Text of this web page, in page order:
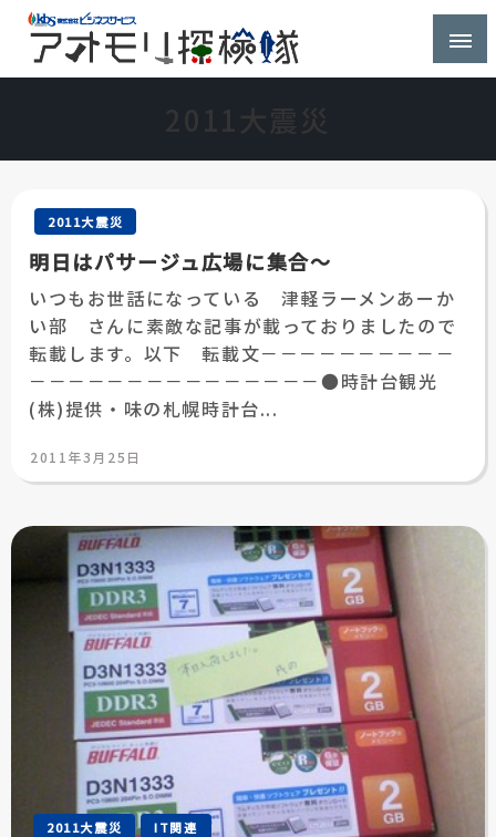
アオモリ探検隊
株式会社ビジネスサービス社員が青森県を探検するブ
2011大震災
2011大震災
明日はパサージュ広場に集合～
いつもお世話になっている 津軽ラーメンあーか
い部 さんに素敵な記事が載っておりましたので
転載します。以下 転載文－－－－－－－－－－
－－－－－－－－－－－－－－－●時計台観光
(株)提供・味の札幌時計台...
投
日:
2011年3月25日
2011大震災 IT関連